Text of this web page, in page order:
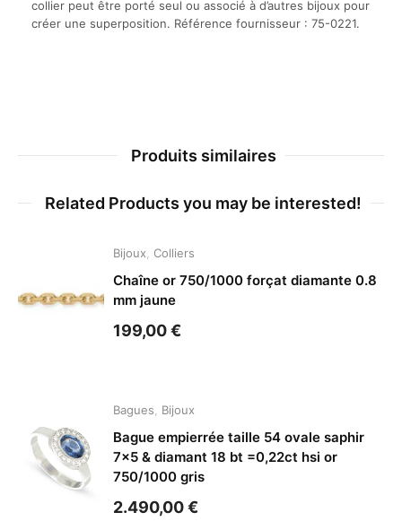
collier peut être porté seul ou associé à d’autres bijoux pour
créer une superposition. Référence fournisseur : 75-0221.
Produits similaires
Related Products you may be interested!
Bijoux Colliers
Chaîne or 750/1000 forçat diamante 0.8
mm jaune
199,00€
Bagues Bijoux
Bague empierrée taille 54 ovale saphir
7×5 & diamant 18 bt =0,22ct hsi or
750/1000 gris
2.490,00€